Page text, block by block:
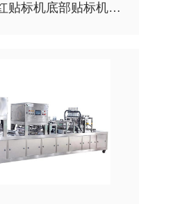
转盘式口红贴标机底部贴标机高速高精度定制型贴标机